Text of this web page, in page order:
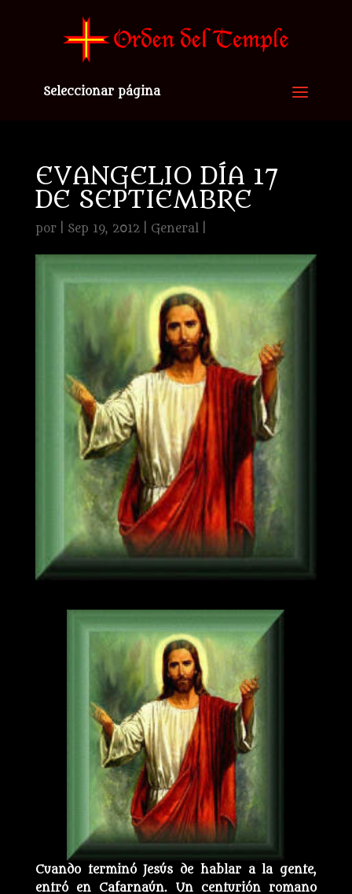
Seleccionar página
EVANGELIO DÍA 17
DE SEPTIEMBRE
por Sep 19, 2012| General|
Cuando terminó Jesús de hablar a la gente,
entró en Cafarnaún. Un centurión romano